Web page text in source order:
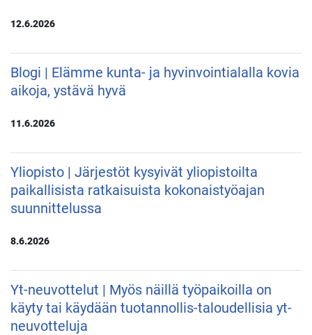
12.6.2026
Blogi | Elämme kunta- ja hyvinvointialalla kovia
aikoja, ystävä hyvä
11.6.2026
Yliopisto | Järjestöt kysyivät yliopistoilta
paikallisista ratkaisuista kokonaistyöajan
suunnittelussa
8.6.2026
Yt-neuvottelut | Myös näillä työpaikoilla on
käyty tai käydään tuotannollis-taloudellisia yt-
neuvotteluja